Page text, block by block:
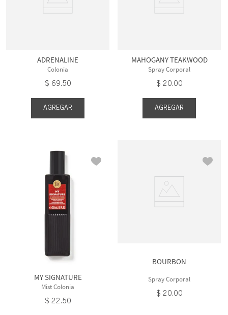
ADRENALINE
Colonia
$ 69.50
AGREGAR
MAHOGANY TEAKWOOD
Spray Corporal
$ 20.00
AGREGAR
MY SIGNATURE
Mist Colonia
$ 22.50
BOURBON
Spray Corporal
$ 20.00